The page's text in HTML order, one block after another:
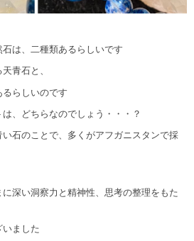
は、二種類あるらしいです
青石と、
るらしいのです
、どちらなのでしょう・・・？
石のことで、多くがアフガニスタンで採
深い洞察力と精神性、思考の整理をもた
ました